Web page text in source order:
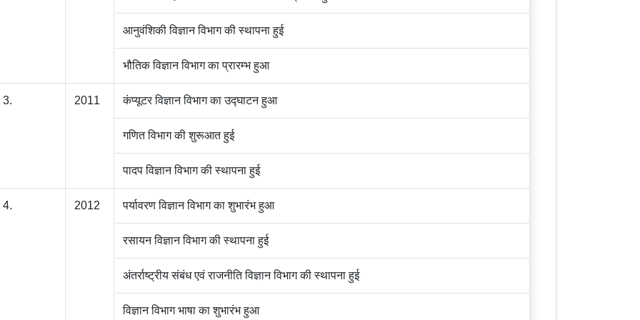
आनुवंशिकी विज्ञान विभाग की स्थापना हुई
भौतिक विज्ञान विभाग का प्रारम्भ हुआ
3. 2011 कंप्यूटर विज्ञान विभाग का उद्घाटन हुआ
गणित विभाग की शुरूआत हुई
पादप विज्ञान विभाग की स्थापना हुई
4. 2012 पर्यावरण विज्ञान विभाग का शुभारंभ हुआ
रसायन विज्ञान विभाग की स्थापना हुई
अंतर्राष्ट्रीय संबंध एवं राजनीति विज्ञान विभाग की स्थापना हुई
विज्ञान विभाग भाषा का शुभारंभ हुआ